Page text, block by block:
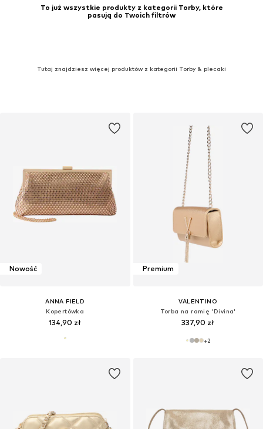
To już wszystkie produkty z kategorii Torby, które
pasują do Twoich filtrów
Tutaj znajdziesz więcej produktów z kategorii Torby & plecaki
Nowość
ANNA FIELD
Kopertówka
134,90 zł
Premium
VALENTINO
Torba na ramię 'Divina'
337,90 zł
+2